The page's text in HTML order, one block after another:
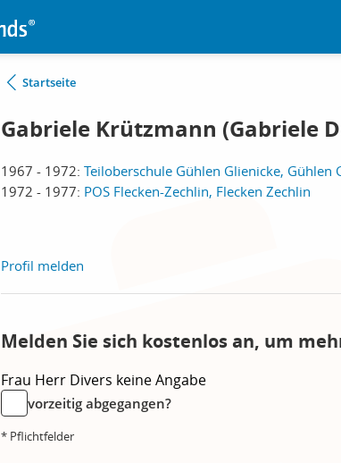
Startseite
Gabriele Krützmann (Gabriele
1967 - 1972: Teiloberschule Gühlen Glienicke, Gühlen
1972 - 1977: POS Flecken-Zechlin, Flecken Zechlin
Profil melden
Melden Sie sich kostenlos an, um
Frau Herr Divers keine Angabe
vorzeitig abgegangen?
* Pflichtfelder